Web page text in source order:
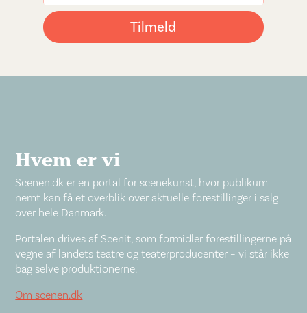
Hvem er vi
Scenen.dk er en portal for scenekunst, hvor publikum
nemt kan få et overblik over aktuelle forestillinger i salg
over hele Danmark.
Portalen drives af Scenit, som formidler forestillingerne på
vegne af landets teatre og teaterproducenter – vi står ikke
bag selve produktionerne.
Om scenen.dk